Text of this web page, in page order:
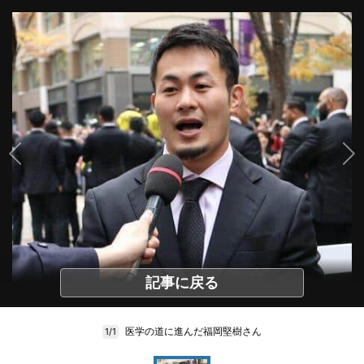
記事に戻る
1/1 医学の道に進んだ福岡堅樹さん